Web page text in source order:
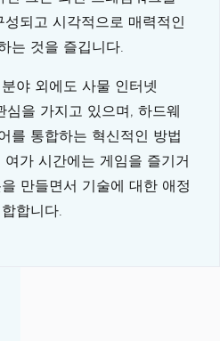
성되고 시각적으로 매력적인
는 것을 즐깁니다.
야 외에도 사물 인터넷
을 가지고 있으며, 하드웨
를 통합하는 혁신적인 방법
여가 시간에는 게임을 즐기거
만들면서 기술에 대한 애정
합니다.